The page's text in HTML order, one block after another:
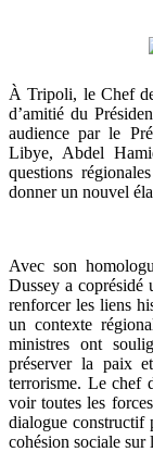
À Tripoli, le Chef
d’amitié du
audience par le
Libye, Abdel
questions
donner un nouvel
Avec son
Dussey a coprésidé
renforcer les liens
un contexte
ministres ont
préserver la paix
terrorisme. Le chef
voir toutes les
dialogue constructif
cohésion sociale sur